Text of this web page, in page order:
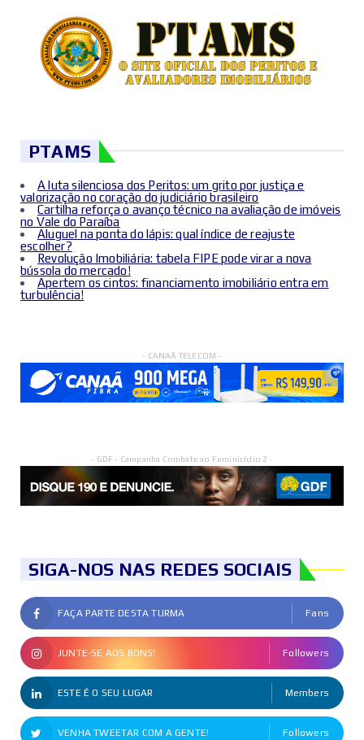
PTAMS
A luta silenciosa dos Peritos: um grito por justiça e
valorização no coração do judiciário brasileiro
Cartilha reforça o avanço técnico na avaliação de imóveis
no Vale do Paraíba
Aluguel na ponta do lápis: qual índice de reajuste
escolher?
Revolução Imobiliária: tabela FIPE pode virar a nova
bússola do mercado!
Apertem os cintos: financiamento imobiliário entra em
turbulência!
- CANAÃ TELECOM -
- GDF - Campanha Combate ao Feminicídio 2 -
SIGA-NOS NAS REDES SOCIAIS
FAÇA PARTE DESTA TURMA Fans
JUNTE-SE AOS BONS! Followers
ESTE É O SEU LUGAR Members
VENHA TWEETAR COM A GENTE! Followers